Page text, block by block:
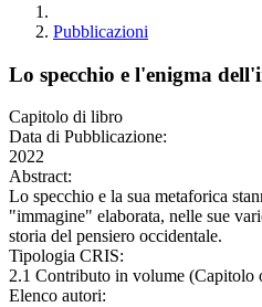
Pubblicazioni
Lo specchio e l'enigma
Capitolo di libro
Data di Pubblicazione:
2022
Abstract:
Lo specchio e la sua metaforica
"immagine" elaborata, nelle sue
storia del pensiero occidentale.
Tipologia CRIS:
2.1 Contributo in volume (Capitolo
Elenco autori: